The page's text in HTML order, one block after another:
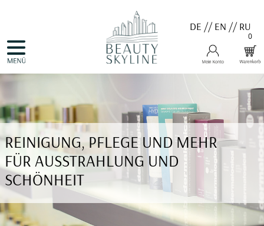
DE //EN //RU
0
NAVIGATION
VALMONT
MENARD
MEDER
COSNOBELL
PROBIO DERM・INFO
BELLEFONTAINE
DERMALOGICA
EVA GARDEN
APHRO CELINA
ANGEBOTE
REINIGUNG, PFLEGE UND MEHR
FÜR AUSSTRAHLUNG UND
SCHÖNHEIT